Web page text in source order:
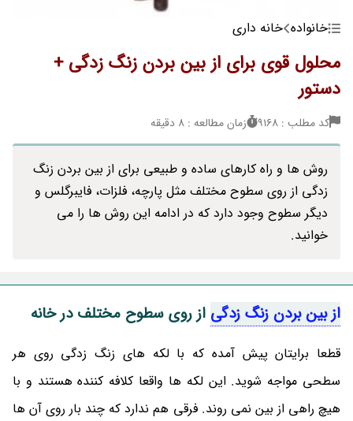
خانواده خانه داری
محلول قوی برای از بین بردن زنگ زدگی +
دستور
کد مطلب : 9168 زمان مطالعه : 8 دقیقه
روش ها و راه کارهای ساده و طبیعی برای از بین بردن زنگ
زدگی از روی سطوح مختلف مثل پارچه، فلزات، فایبرگلس و
دیگر سطوح وجود دارد که در ادامه این روش ها را می
خوانید.
از بین بردن زنگ زدگی از روی سطوح مختلف در خانه
قطعا برایتان پیش آمده که با لکه های زنگ زدگی روی هر
سطحی مواجه شوید. این لکه ها واقعا کلافه کننده هستند و با
هیچ راهی از بین نمی روند. فرقی هم ندارد که چند بار روی آن ها